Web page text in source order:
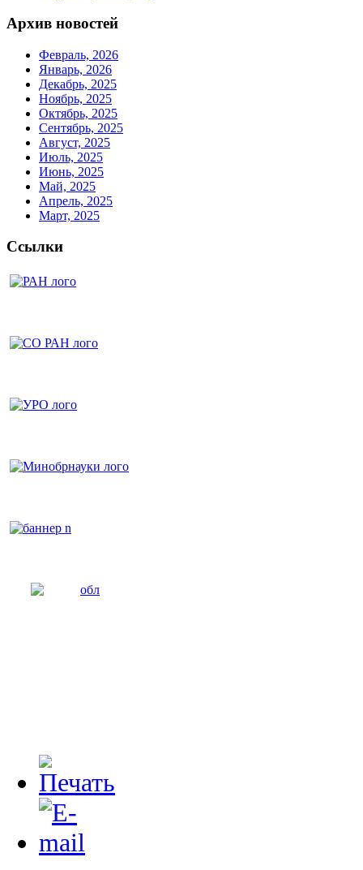
Архив новостей
Февраль, 2026
Январь, 2026
Декабрь, 2025
Ноябрь, 2025
Октябрь, 2025
Сентябрь, 2025
Август, 2025
Июль, 2025
Июнь, 2025
Май, 2025
Апрель, 2025
Март, 2025
Ссылки